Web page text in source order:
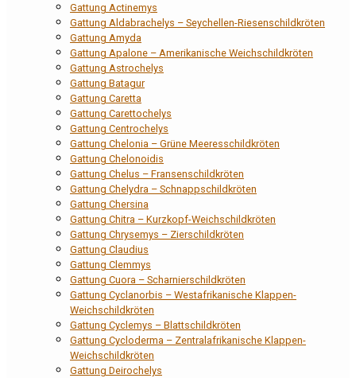
Gattung Actinemys
Gattung Aldabrachelys – Seychellen-Riesenschildkröten
Gattung Amyda
Gattung Apalone – Amerikanische Weichschildkröten
Gattung Astrochelys
Gattung Batagur
Gattung Caretta
Gattung Carettochelys
Gattung Centrochelys
Gattung Chelonia – Grüne Meeresschildkröten
Gattung Chelonoidis
Gattung Chelus – Fransenschildkröten
Gattung Chelydra – Schnappschildkröten
Gattung Chersina
Gattung Chitra – Kurzkopf-Weichschildkröten
Gattung Chrysemys – Zierschildkröten
Gattung Claudius
Gattung Clemmys
Gattung Cuora – Scharnierschildkröten
Gattung Cyclanorbis – Westafrikanische Klappen-
Weichschildkröten
Gattung Cyclemys – Blattschildkröten
Gattung Cycloderma – Zentralafrikanische Klappen-
Weichschildkröten
Gattung Deirochelys